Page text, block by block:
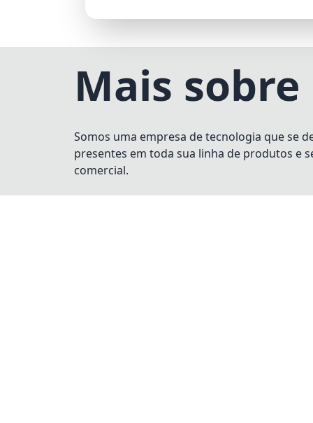
Mais
Somos uma empresa de tecnologia que se
presentes em toda sua linha de produtos e
comercial.